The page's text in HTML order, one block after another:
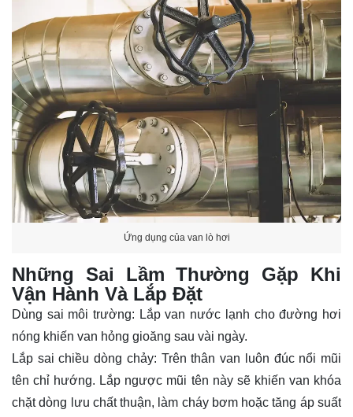
Ứng dụng của van lò hơi
Những Sai Lầm Thường Gặp Khi
Vận Hành Và Lắp Đặt
Dùng sai môi trường: Lắp van nước lạnh cho đường hơi
nóng khiến van hỏng gioăng sau vài ngày.
Lắp sai chiều dòng chảy: Trên thân van luôn đúc nổi mũi
tên chỉ hướng. Lắp ngược mũi tên này sẽ khiến van khóa
chặt dòng lưu chất thuận, làm cháy bơm hoặc tăng áp suất